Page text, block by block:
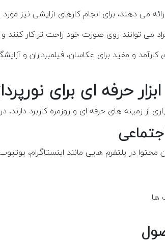
می دهند، برای انجام کارهای آرایشی نیز مورد
می توانند روی صورت خود راحت تر کار کنند
کارآمد و مفید برای عکاسان، فیلمبرداران و
حرفه ای برای
از زمینه های حرفه ای و روزمره کاربرد
محتوا در پلتفرم هایی مانند اینستاگرام،
ها